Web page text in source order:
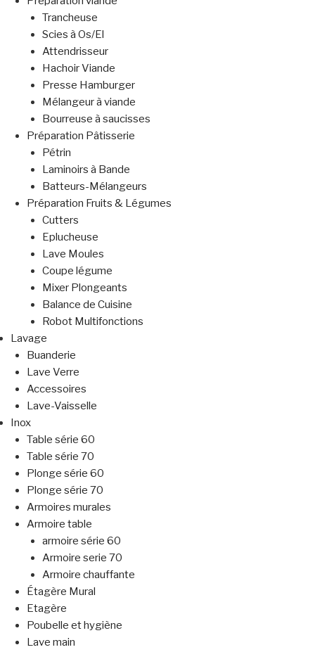
Trancheuse
Scies à Os/El
Attendrisseur
Hachoir Viande
Presse Hamburger
Mélangeur à viande
Bourreuse à saucisses
Préparation Pâtisserie
Pétrin
Laminoirs à Bande
Batteurs-Mélangeurs
Préparation Fruits & Légumes
Cutters
Eplucheuse
Lave Moules
Coupe légume
Mixer Plongeants
Balance de Cuisine
Robot Multifonctions
Lavage
Buanderie
Lave Verre
Accessoires
Lave-Vaisselle
Inox
Table série 60
Table série 70
Plonge série 60
Plonge série 70
Armoires murales
Armoire table
armoire série 60
Armoire serie 70
Armoire chauffante
Étagère Mural
Etagère
Poubelle et hygiène
Lave main